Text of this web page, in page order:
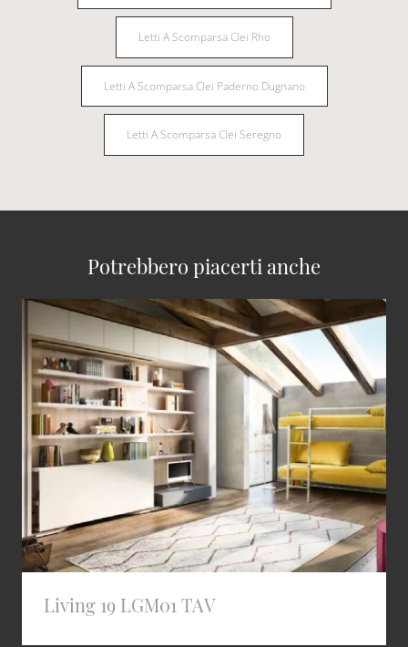
Letti A Scomparsa Clei Rho
Letti A Scomparsa Clei Paderno Dugnano
Letti A Scomparsa Clei Seregno
Potrebbero piacerti anche
Living 19 LGM01 TAV